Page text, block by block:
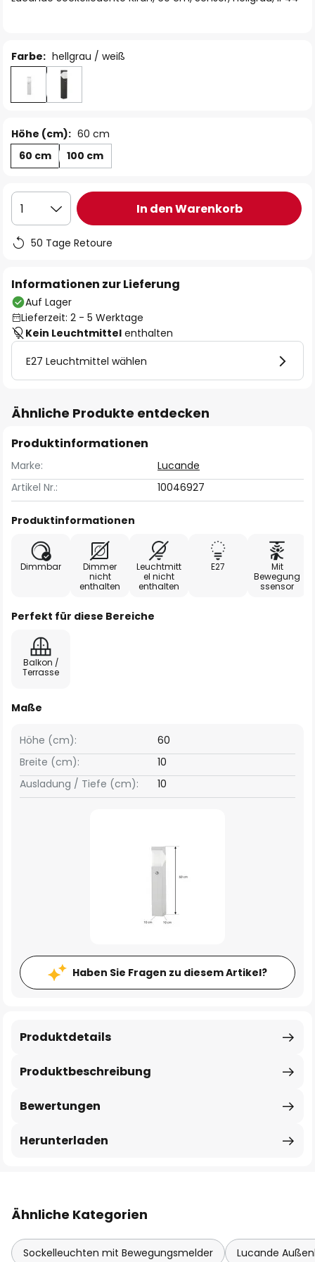
Farbe: hellgrau / weiß
Höhe (cm): 60 cm
60 cm
100 cm
1 In den Warenkorb
50 Tage Retoure
Informationen zur Lieferung
Auf Lager
Lieferzeit: 2 - 5 Werktage
Kein Leuchtmittel enthalten
E27 Leuchtmittel wählen
Ähnliche Produkte entdecken
Produktinformationen
Marke:
Lucande
Artikel Nr.:
10046927
Produktinformationen
Dimmbar
Dimmer
nicht
enthalten
Leuchtmitt
el nicht
enthalten
E27
Mit
Bewegung
ssensor
Perfekt für diese Bereiche
Balkon /
Terrasse
Maße
Breite (cm): 10
Höhe (cm): 60
Ausladung / Tiefe (cm): 10
Haben Sie Fragen zu diesem Artikel?
Produktbeschreibung
Produktdetails
Bewertungen
Herunterladen
Ähnliche Kategorien
Sockelleuchten mit Bewegungsmelder Lucande